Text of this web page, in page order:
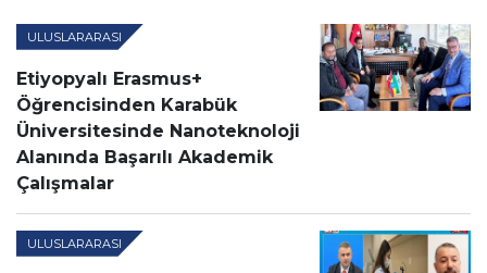
ULUSLARARASI
Etiyopyalı Erasmus+
Öğrencisinden Karabük
Üniversitesinde Nanoteknoloji
Alanında Başarılı Akademik
Çalışmalar
ULUSLARARASI